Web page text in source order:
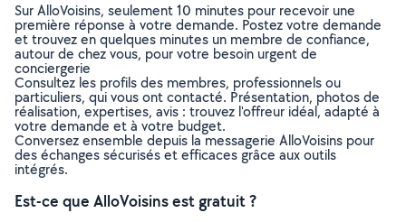
Sur AlloVoisins, seulement 10 minutes pour recevoir une
première réponse à votre demande. Postez votre demande
et trouvez en quelques minutes un membre de confiance,
autour de chez vous, pour votre besoin urgent de
conciergerie
Consultez les profils des membres, professionnels ou
particuliers, qui vous ont contacté. Présentation, photos de
réalisation, expertises, avis : trouvez l'offreur idéal, adapté à
votre demande et à votre budget.
Conversez ensemble depuis la messagerie AlloVoisins pour
des échanges sécurisés et efficaces grâce aux outils
intégrés.
Est-ce que AlloVoisins est gratuit ?